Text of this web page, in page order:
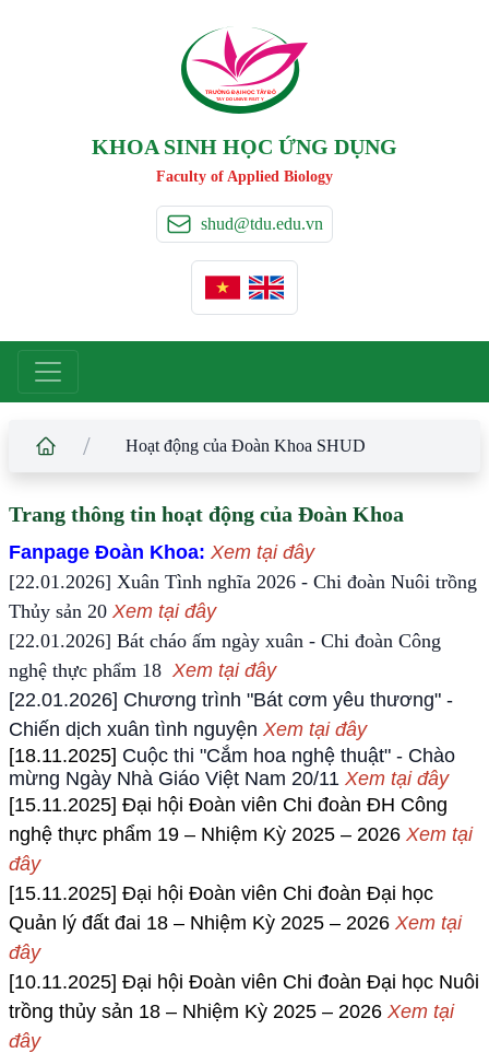
TRƯỜNG ĐẠI HỌC TÂY ĐÔ
TAY DO UNIVERSIT Y
KHOA SINH HỌC ỨNG DỤNG
Faculty of Applied Biology
shud@tdu.edu.vn
/ Hoạt động của Đoàn Khoa SHUD
Trang thông tin hoạt động của Đoàn Khoa
Fanpage Đoàn Khoa: Xem tại đây
[22.01.2026] Xuân Tình nghĩa 2026 - Chi đoàn Nuôi trồng
Thủy sản 20 Xem tại đây
[22.01.2026] Bát cháo ấm ngày xuân - Chi đoàn Công
nghệ thực phẩm 18 Xem tại đây
[22.01.2026] Chương trình "Bát cơm yêu thương" -
Chiến dịch xuân tình nguyện Xem tại đây
[18.11.2025] Cuộc thi "Cắm hoa nghệ thuật" - Chào
mừng Ngày Nhà Giáo Việt Nam 20/11 Xem tại đây
[15.11.2025] Đại hội Đoàn viên Chi đoàn ĐH Công
nghệ thực phẩm 19 – Nhiệm Kỳ 2025 – 2026 Xem tại
đây
[15.11.2025] Đại hội Đoàn viên Chi đoàn Đại học
Quản lý đất đai 18 – Nhiệm Kỳ 2025 – 2026 Xem tại
đây
[10.11.2025] Đại hội Đoàn viên Chi đoàn Đại học Nuôi
trồng thủy sản 18 – Nhiệm Kỳ 2025 – 2026 Xem tại
đây